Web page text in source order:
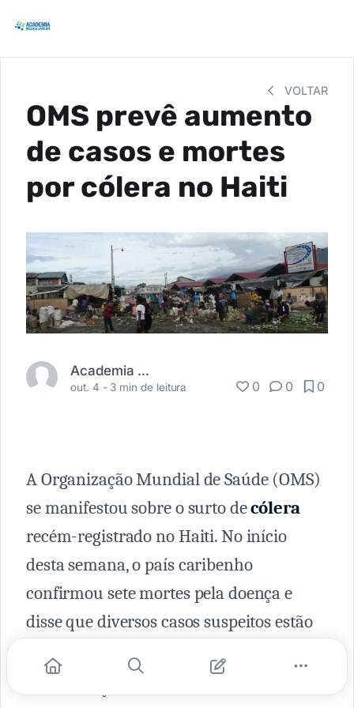
VOLTAR
OMS prevê aumento
de casos e mortes
por cólera no Haiti
Academia Médica
out. 4 - 3 min de leitura 0 0 0
A Organização Mundial de Saúde (OMS)
se manifestou sobre o surto decólera
recém-registrado no Haiti. No início
desta semana, o país caribenho
confirmou sete mortes pela doença e
disse que diversos casos suspeitos estão